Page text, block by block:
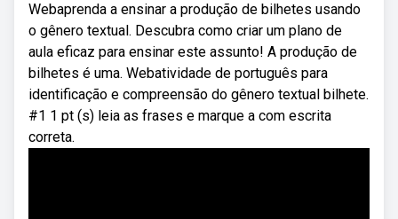
Webaprenda a ensinar a produção de bilhetes usando
o gênero textual. Descubra como criar um plano de
aula eficaz para ensinar este assunto! A produção de
bilhetes é uma. Webatividade de português para
identificação e compreensão do gênero textual bilhete.
#1 1 pt (s) leia as frases e marque a com escrita
correta.